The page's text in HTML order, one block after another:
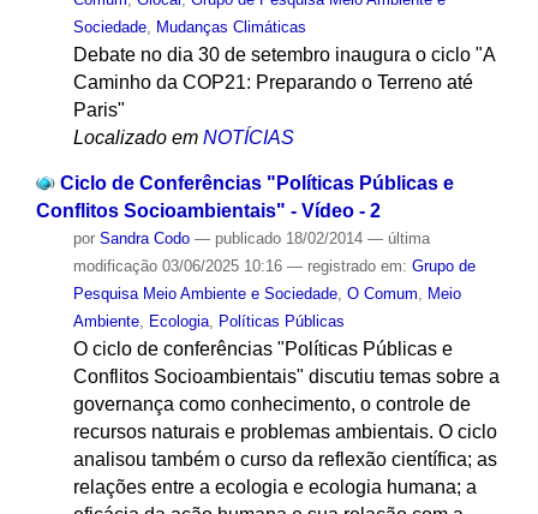
Sociedade, Mudanças Climáticas
Debate no dia 30 de setembro inaugura o ciclo "A
Caminho da COP21: Preparando o Terreno até
Paris"
Localizado em NOTÍCIAS
Ciclo de Conferências "Políticas Públicas e
Conflitos Socioambientais" - Vídeo - 2
por Sandra Codo — publicado18/02/2014 — última
modificação03/06/2025 10:16 — registrado em: Grupo de
Pesquisa Meio Ambiente e Sociedade, O Comum, Meio
Ambiente, Ecologia, Políticas Públicas
O ciclo de conferências "Políticas Públicas e
Conflitos Socioambientais" discutiu temas sobre a
governança como conhecimento, o controle de
recursos naturais e problemas ambientais. O ciclo
analisou também o curso da reflexão científica; as
relações entre a ecologia e ecologia humana; a